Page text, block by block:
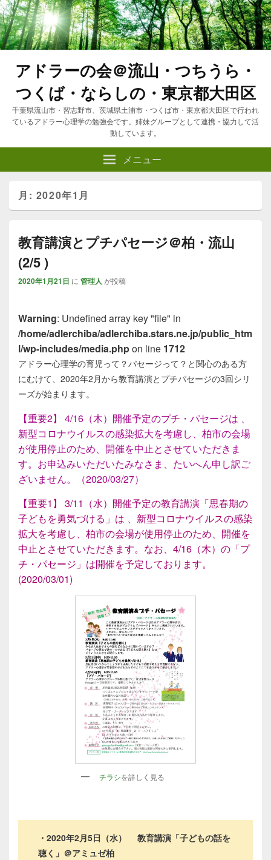
アドラーの会＠流山・つちうら・
つくば・ならしの・東京都大田区
千葉県流山市・習志野市、茨城県土浦市・つくば市・東京都大田区で行われ
ているアドラー心理学の勉強会です。姉妹グループとして連携・協力して活
動しています。
メニュー
月: 2020年1月
教育講演とプチパセージ＠柏・流山
(2/5 )
2020年1月21日 に 管理人 が投稿
Warning: Undefined array key "file" in
/home/adlerchiba/adlerchiba.stars.ne.jp/public_htm
l/wp-includes/media.phpon line 1712
アドラー心理学の育児って？パセージって？と関心のある方
にむけて、2020年2月から教育講演とプチパセージの3回シリ
ーズが始まります。
【重要2】 4/16（木）開催予定のプチ・パセージは 、
新型コロナウイルスの感染拡大を考慮し、柏市の会場
が使用停止のため、開催を中止とさせていただきま
す。お申込みいただいたみなさま、たいへん申し訳ご
ざいません。（2020/03/27）
【重要1】 3/11（水）開催予定の教育講演「思春期の
子どもを勇気づける」は 、新型コロナウイルスの感染
拡大を考慮し、柏市の会場が使用停止のため、開催を
中止とさせていただきます。なお、4/16（木）の「プ
チ・パセージ」は開催を予定しております。
(2020/03/01)
チラシを詳しく見る
・2020年2月5日（水） 教育講演「子どもの話を
聴く」＠アミュゼ柏